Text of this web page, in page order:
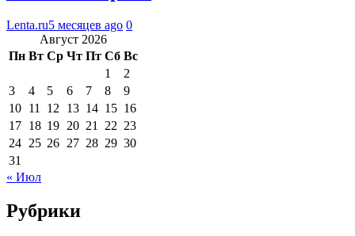
Lenta.ru5 месяцев ago 0
Август 2026
Пн Вт Ср Чт Пт Сб Вс
1
2
3
4 5 6 7 8
9
10 11 12 13 14 15 16
17 18 19 20 21 22 23
24 25 26 27 28 29 30
31
« Июл
Рубрики